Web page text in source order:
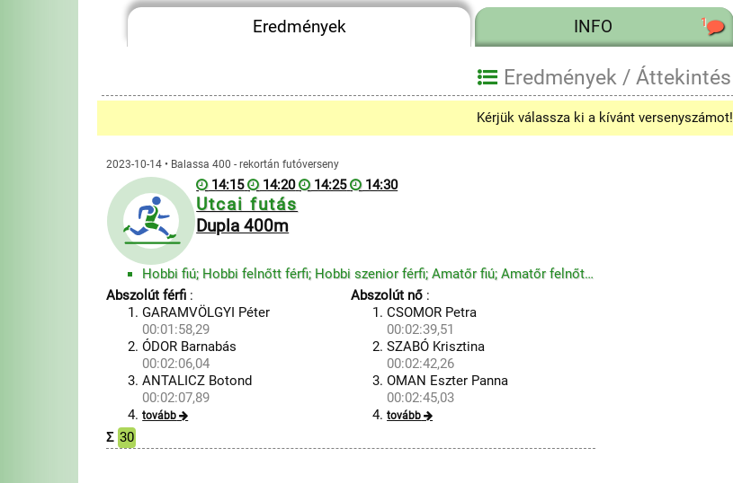
Eredmények INFO 1
Eredmények / Áttekintés
Kérjük válassza ki a kívánt versenyszámot!
2023-10-14 • Balassa 400 - rekortán futóverseny
14:15 14:20 14:25 14:30
Utcai futás
Dupla 400m
Hobbi fiú; Hobbi felnőtt férfi; Hobbi szenior férfi; Amatőr fiú; Amatőr felnőtt férfi; Amatőr szenio...
Abszolút férfi :
GARAMVÖLGYI Péter
00:01:58,29
ÓDOR Barnabás
00:02:06,04
ANTALICZ Botond
00:02:07,89
tovább
Abszolút nő :
CSOMOR Petra
00:02:39,51
SZABÓ Krisztina
00:02:42,26
OMAN Eszter Panna
00:02:45,03
tovább
Σ 30